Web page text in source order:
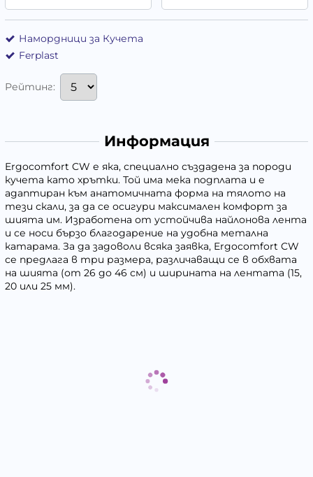
Намордници за Кучета
Ferplast
Рейтинг:
Информация
Ergocomfort CW е яка, специално създадена за породи
кучета като хрътки. Той има мека подплата и е
адаптиран към анатомичната форма на тялото на
тези скали, за да се осигури максимален комфорт за
шията им. Изработена от устойчива найлонова лента
и се носи бързо благодарение на удобна метална
катарама. За да задоволи всяка заявка, Ergocomfort CW
се предлага в три размера, различаващи се в обхвата
на шията (от 26 до 46 см) и ширината на лентата (15,
20 или 25 мм).